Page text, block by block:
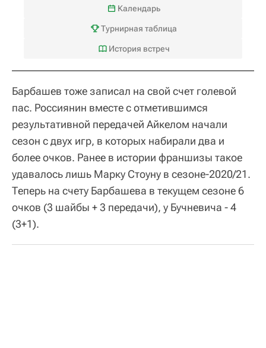
Календарь
Турнирная таблица
История встреч
Барбашев тоже записал на свой счет голевой
пас. Россиянин вместе с отметившимся
результативной передачей Айкелом начали
сезон с двух игр, в которых набирали два и
более очков. Ранее в истории франшизы такое
удавалось лишь Марку Стоуну в сезоне-2020/21.
Теперь на счету Барбашева в текущем сезоне 6
очков (3 шайбы + 3 передачи), у Бучневича - 4
(3+1).